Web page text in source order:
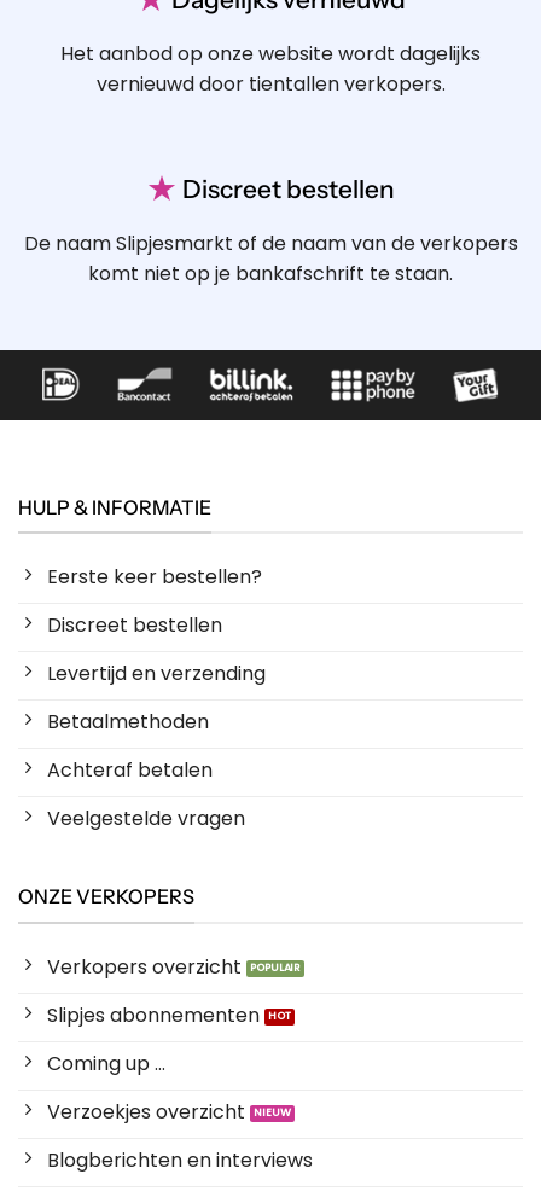
Het aanbod op onze website wordt dagelijks
vernieuwd door tientallen verkopers.
★ Discreet bestellen
De naam Slipjesmarkt of de naam van de verkopers
komt niet op je bankafschrift te staan.
HULP & INFORMATIE
Eerste keer bestellen?
Discreet bestellen
Levertijd en verzending
Betaalmethoden
Achteraf betalen
Veelgestelde vragen
ONZE VERKOPERS
Verkopers overzicht
Slipjes abonnementen
Coming up ...
Verzoekjes overzicht
Blogberichten en interviews